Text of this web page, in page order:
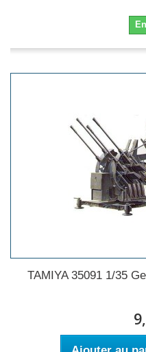
TAMIYA 35091 1/35